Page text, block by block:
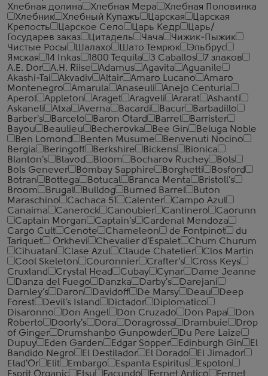
Хлебная долина
Хлебная Мера
Хлебная Половинка
Хлебник
Хлебный Купажъ Царская
Царская
Крепость
Царское Село Царь Кедр
Царь/
Государев заказ
Цитадель Чача
Чижик-Пыжик
Чистые Росы
Шалахо Шато Темрюк
Эльбрус
Ямская
14 Inkas 1800 Tequila 3 Caballos
7 злаков
A.E. Dor
A.H. Riise Adamus Agavita
Aguanile
Akashi-Tai
Akvadiv Altair Amaro Lucano
Amaro
Montenegro
Amarula Anaseuli
Anejo Centuria
Aperol
Appleton Araget Aragveli Ararat
Ashanti
Askaneli
Atxa Averna Bacardi Bacur
Barbadillo
Barber's
Barcelo Baron Otard Barrel
Barrister
Bayou
Beaulieu Becherovka Bee Gin
Beluga Noble
Ben Lomond
Benten Musume
Benvenuti Nocino
Bergia
Beringoff Berkshire Bickens
Bionica
Blanton's
Blavod Bloom Bocharov Ruchey
Bols
Bols Genever
Bombay Sapphire Borghetti
Bosford
Botran
Bottega Botucal Branca Menta
Bristoll's
Broom
Brugal Bulldog Burned Barrel
Buton
Maraschino
Cachaca 51 Calenter
Campo Azul
Canaima
Canerock Canoubier Cantinero
Caorunn
Captain Morgan
Captain's
Cardenal Mendoza
Cargo Cult
Cenote Chameleon de Fontpinot
du
Tariquet
Orkhevi Chevalier d'Espalet
Chum Churum
Cihuatan
Clase Azul Claude Chatelier
Clos Martin
Cool Skeleton
Couronnier Crafter's
Cross Keys
Cruxland
Crystal Head Cubay Cynar
Dame Jeanne
Danza del Fuego
Danzka Darby's
Darejani
Darnley's
Daron Davidoff De Marsy Deau
Deep
Forest
Devil's Island Dictador
Diplomatico
Disaronno
Don Angel Don Cruzado Don Papa
Don
Roberto
Doorly's Dora Doragrossa Drambuie
Drop
of Ginger
Drumshanbo Gunpowder
Du Pere Laize
Dupuy
Eden Garden Edgar Sopper Edinburgh Gin
El
Bandido Negro
El Destilador El Dorado
El Jimador
Elad'Or
Elit Embargo Espanta Espiritus
Espolon